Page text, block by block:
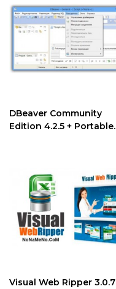
DBeaver Community
Edition 4.2.5 + Portable
Visual Web Ripper 3.0.7